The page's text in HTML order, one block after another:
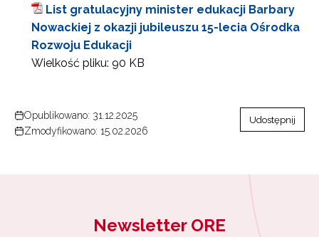
List gratulacyjny minister edukacji Barbary
Nowackiej z okazji jubileuszu 15-lecia Ośrodka
Rozwoju Edukacji
Wielkość pliku: 90 KB
Opublikowano: 31.12.2025
Zmodyfikowano: 15.02.2026
Udostępnij
Newsletter ORE